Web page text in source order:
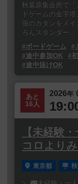
秋葉原集会所で
ドゲームの金字
張のカタンをメ
ろんスタンダー...
#ボードゲーム
#
#途中参加OK
#
#途中抜けOK
あと
16人
2026年
【未経験
コロより
東京都